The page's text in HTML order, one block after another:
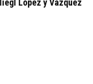
López y Vázquez